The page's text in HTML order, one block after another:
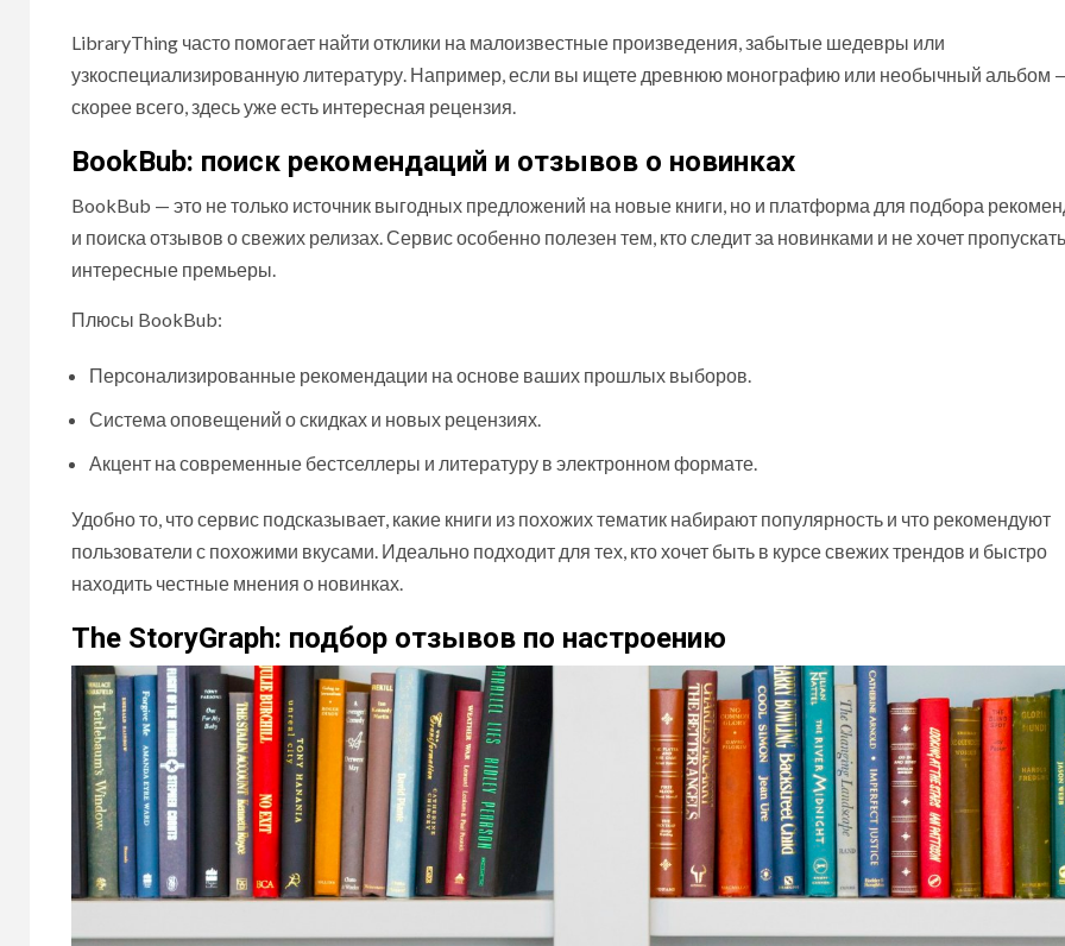
LibraryThing часто помогает найти отклики на малоизвестные произведения, забытые шедевры или
узкоспециализированную литературу. Например, если вы ищете древнюю монографию или необычный альбом
скорее всего, здесь уже есть интересная рецензия.
BookBub: поиск рекомендаций и отзывов о новинках
BookBub — это не только источник выгодных предложений на новые книги, но и платформа для подбора
и поиска отзывов о свежих релизах. Сервис особенно полезен тем, кто следит за новинками и не хочет пропускать
интересные премьеры.
Плюсы BookBub:
Персонализированные рекомендации на основе ваших прошлых выборов.
Система оповещений о скидках и новых рецензиях.
Акцент на современные бестселлеры и литературу в электронном формате.
Удобно то, что сервис подсказывает, какие книги из похожих тематик набирают популярность и что рекомендуют
пользователи с похожими вкусами. Идеально подходит для тех, кто хочет быть в курсе свежих трендов и быстро
находить честные мнения о новинках.
The StoryGraph: подбор отзывов по настроению